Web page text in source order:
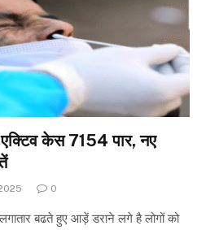
एक्टिव केस 7154 पार, नए
0
बढते हुए आड़ें डराने लगे है लोगों को